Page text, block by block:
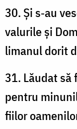
30. Și s‑au
valurile și
limanul dorit
31. Lăudat să
pentru
fiilor